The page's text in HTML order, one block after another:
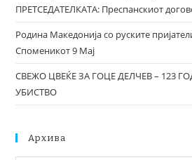
ПРЕТСЕДАТЕЛКАТА: Преспанскиот
Родина Македонија со руските
Споменикот 9 Мај
СВЕЖО ЦВЕЌЕ ЗА ГОЦЕ ДЕЛЧЕВ – 123
УБИСТВО
Архива